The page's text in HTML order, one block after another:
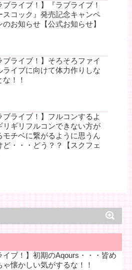
ブライブ！】『ラブライブ！
スコック』発売記念キャンペ
のお知らせ【公式お知らせ】
ブライブ！】そろそろファイ
ライブに向けて体力作りしな
な！！
ブライブ！】フルコンするよ
リギリフルコンできない方が
モチベに繋がるように思うん
ど・・・どう？？【スクフェ
イブ！】初期のAqours・・・皆め
ゃ懐かしい気がするな！！